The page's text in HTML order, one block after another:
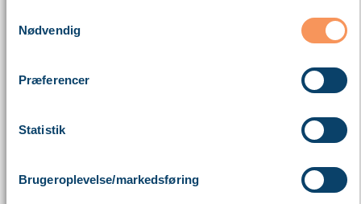
Læs mere om vores brug af cookies nedenfor – og om
Nødvendig
Præferencer
Statistik
Brugeroplevelse/markedsføring